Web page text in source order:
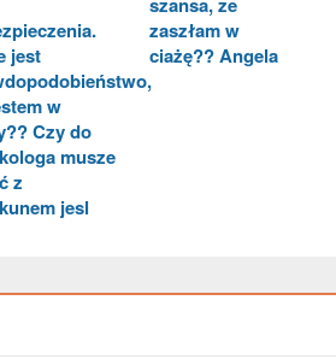
jest
w
Czy do
musze
z
jesl
zaszłam w
ciażę?? Angela